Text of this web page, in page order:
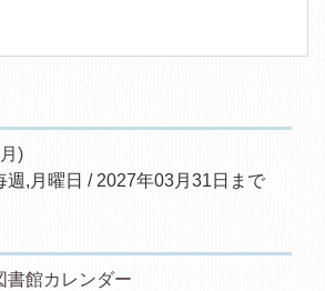
)
週,月曜日 / 2027年03月31日まで
書館カレンダー